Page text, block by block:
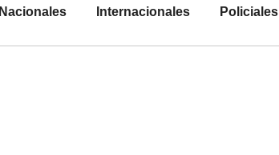
Nacionales Internacionales Policiales